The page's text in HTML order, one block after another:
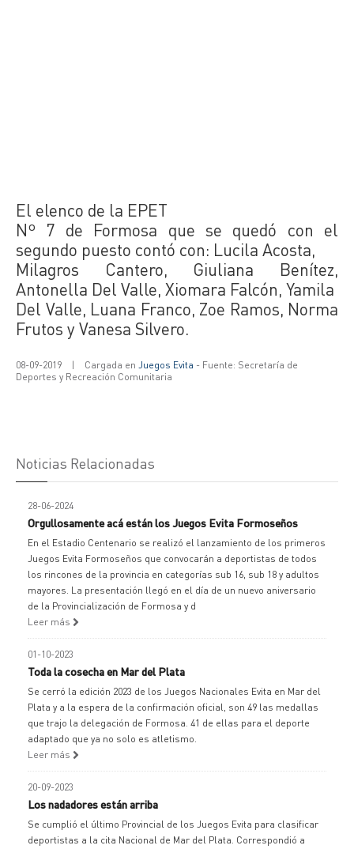
El elenco de la EPET
Nº 7 de Formosa que se quedó con el
segundo puesto contó con: Lucila Acosta,
Milagros Cantero, Giuliana Benítez,
Antonella Del Valle, Xiomara Falcón, Yamila
Del Valle, Luana Franco, Zoe Ramos, Norma
Frutos y Vanesa Silvero.
08-09-2019 | Cargada en Juegos Evita - Fuente: Secretaría de
Deportes y Recreación Comunitaria
Noticias Relacionadas
28-06-2024
Orgullosamente acá están los Juegos Evita Formoseños
En el Estadio Centenario se realizó el lanzamiento de los primeros
Juegos Evita Formoseños que convocarán a deportistas de todos
los rincones de la provincia en categorías sub 16, sub 18 y adultos
mayores. La presentación llegó en el día de un nuevo aniversario
de la Provincialización de Formosa y d
Leer más
01-10-2023
Toda la cosecha en Mar del Plata
Se cerró la edición 2023 de los Juegos Nacionales Evita en Mar del
Plata y a la espera de la confirmación oficial, son 49 las medallas
que trajo la delegación de Formosa. 41 de ellas para el deporte
adaptado que ya no solo es atletismo.
Leer más
20-09-2023
Los nadadores están arriba
Se cumplió el último Provincial de los Juegos Evita para clasificar
deportistas a la cita Nacional de Mar del Plata. Correspondió a